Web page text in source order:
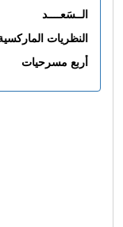
الــسَعــــد
النظريات
أربع مسرحيات